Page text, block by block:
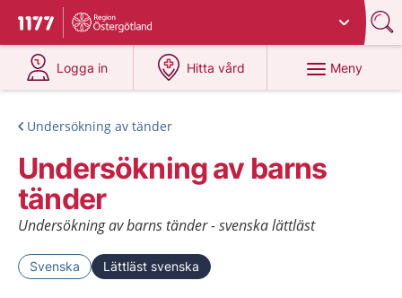
Till startsidan för 1177
Du har valt region
Logga in
på 1177.se
Hitta vård
på 1177.se
Meny
Undersökning av tänder
Undersökning av barns
tänder
Undersökning av barns tänder - svenska lättläst
Svenska Lättläst svenska